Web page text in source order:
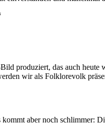
produziert, das auch
wir als Folklorevolk
aber noch schlimmer: